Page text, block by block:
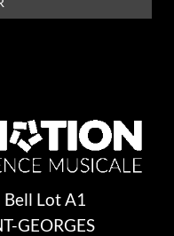
Bell Lot A1
GEORGES